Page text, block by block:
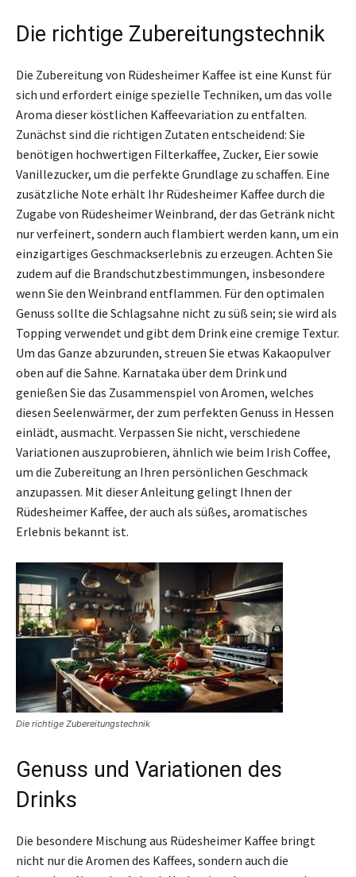
Die richtige Zubereitungstechnik
Die Zubereitung von Rüdesheimer Kaffee ist eine Kunst für
sich und erfordert einige spezielle Techniken, um das volle
Aroma dieser köstlichen Kaffeevariation zu entfalten.
Zunächst sind die richtigen Zutaten entscheidend: Sie
benötigen hochwertigen Filterkaffee, Zucker, Eier sowie
Vanillezucker, um die perfekte Grundlage zu schaffen. Eine
zusätzliche Note erhält Ihr Rüdesheimer Kaffee durch die
Zugabe von Rüdesheimer Weinbrand, der das Getränk nicht
nur verfeinert, sondern auch flambiert werden kann, um ein
einzigartiges Geschmackserlebnis zu erzeugen. Achten Sie
zudem auf die Brandschutzbestimmungen, insbesondere
wenn Sie den Weinbrand entflammen. Für den optimalen
Genuss sollte die Schlagsahne nicht zu süß sein; sie wird als
Topping verwendet und gibt dem Drink eine cremige Textur.
Um das Ganze abzurunden, streuen Sie etwas Kakaopulver
oben auf die Sahne. Karnataka über dem Drink und
genießen Sie das Zusammenspiel von Aromen, welches
diesen Seelenwärmer, der zum perfekten Genuss in Hessen
einlädt, ausmacht. Verpassen Sie nicht, verschiedene
Variationen auszuprobieren, ähnlich wie beim Irish Coffee,
um die Zubereitung an Ihren persönlichen Geschmack
anzupassen. Mit dieser Anleitung gelingt Ihnen der
Rüdesheimer Kaffee, der auch als süßes, aromatisches
Erlebnis bekannt ist.
Die richtige Zubereitungstechnik
Genuss und Variationen des
Drinks
Die besondere Mischung aus Rüdesheimer Kaffee bringt
nicht nur die Aromen des Kaffees, sondern auch die